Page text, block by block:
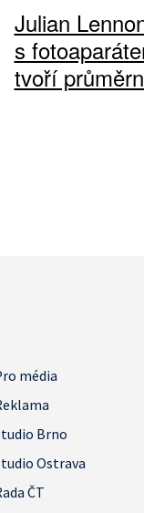
Julian
s
tvoří
média
Brno
Ostrava
ČT